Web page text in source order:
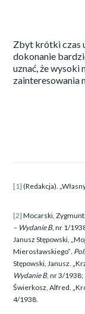
Zbyt krótki czas
dokonanie
uznać, że wysoki
zainteresowania
[1] (Redakcja).
[2] Mocarski,
– Wydanie B, nr 1/
Janusz Stępowski,
Mierosławskiego”.
Stępowski, Janusz.
Wydanie B, nr 3/1938;
Świerkosz, Alfred.
4/1938.